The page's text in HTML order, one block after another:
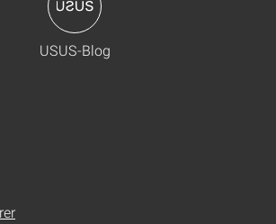
USUS-Blog